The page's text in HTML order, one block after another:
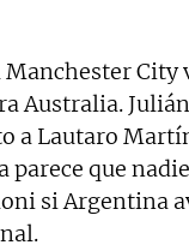
City
Australia.
a Lautaro
parece que
si Argentina